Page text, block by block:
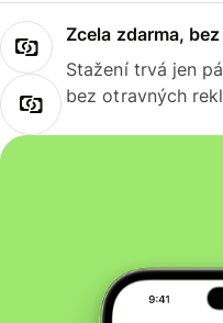
Zcela zdarma,
Stažení trvá jen
bez otravných